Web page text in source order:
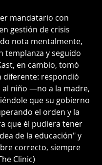
mandatario con
gestión de crisis
nota mentalmente,
templanza y seguido
en cambio, tomó
diferente: respondió
al niño —no a la madre,
que su gobierno
el orden y la
que él pudiera tener
de la educación" y
correcto, siempre
Clinic)